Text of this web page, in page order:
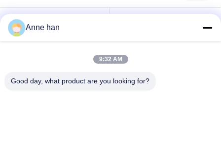
Connecteur circulaire
imperméable
basse tension
imperméable de
Support de la lampe
Anne han
9:32 AM
Good day, what product are you looking for?